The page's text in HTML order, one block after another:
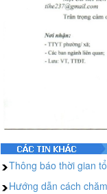
Thông báo thời gian
Hướng dẫn cách